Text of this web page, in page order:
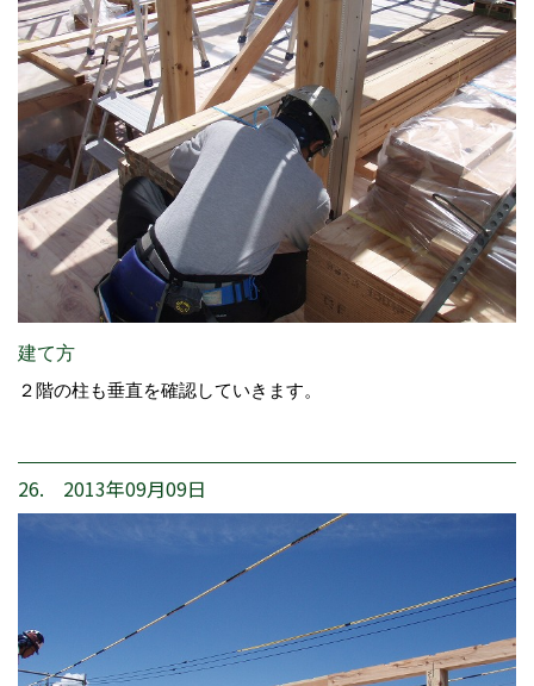
建て方
２階の柱も垂直を確認していきます。
26. 2013年09月09日